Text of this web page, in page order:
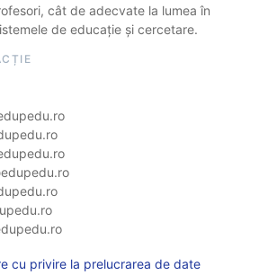
cât de adecvate la lumea în
de educație și cercetare.
cu privire la prelucrarea de date